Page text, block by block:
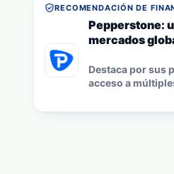
RECOMENDACIÓN DE
Pepperstone:
mercados
Destaca por sus
acceso a